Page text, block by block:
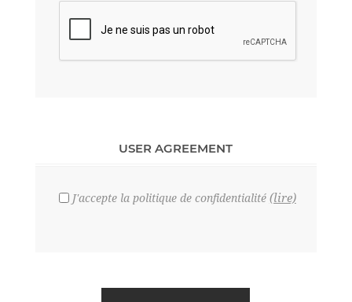
USER AGREEMENT
J'accepte la politique de confidentialité (lire)